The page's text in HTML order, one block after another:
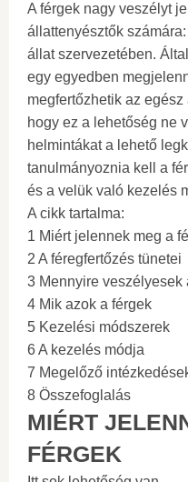
A férgek nagy veszélyt
állattenyésztők
állat szervezetében.
egy egyedben
megfertőzhetik az
hogy ez a lehetőség ne
helmintákat a lehető
tanulmányoznia kell a
és a velük való kezelés
A cikk tartalma:
1 Miért jelennek meg a
2 A féregfertőzés tünetei
3 Mennyire veszélyesek
4 Mik azok a férgek
5 Kezelési módszerek
6 A kezelés módja
7 Megelőző
8 Összefoglalás
MIÉRT
FÉRGEK